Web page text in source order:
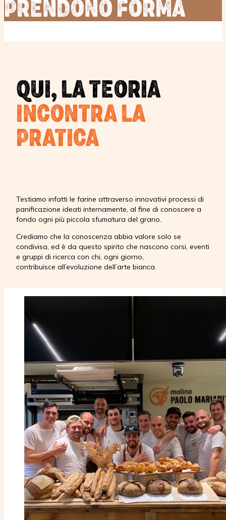
PRENDONO FORMA
QUI, LA TEORIA
INCONTRA LA
PRATICA
Testiamo infatti le farine attraverso innovativi processi di
panificazione ideati internamente, al fine di conoscere a
fondo ogni più piccola sfumatura del grano.
Crediamo che la conoscenza abbia valore solo se
condivisa, ed è da questo spirito che nascono corsi, eventi
e gruppi di ricerca con chi, ogni giorno,
contribuisce all’evoluzione dell’arte bianca.